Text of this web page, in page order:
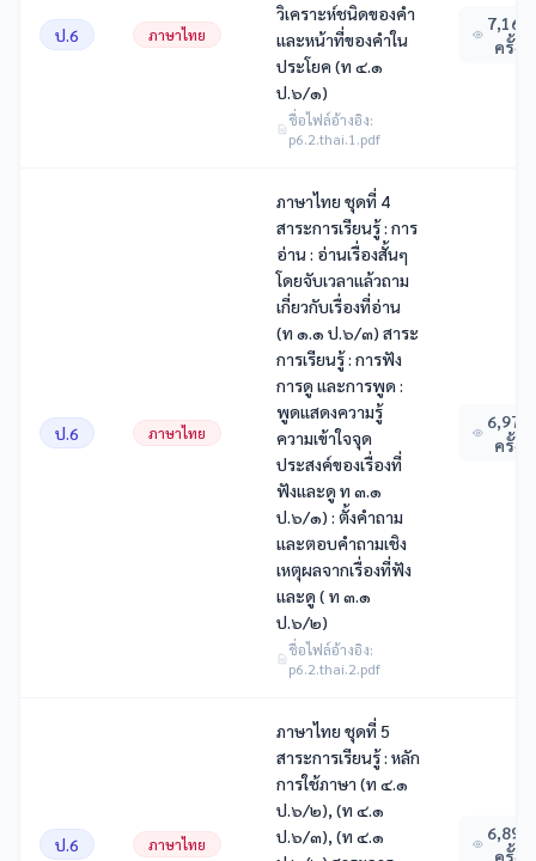
ป.6 ภาษาไทย
วิเคราะห์ชนิดของคํา
และหน้าที่ของคําใน
ประโยค (ท ๔.๑
ป.๖/๑)
ชื่อไฟล์อ้างอิง:
p6.2.thai.1.pdf
7,163
ครั้ง
ป.6 ภาษาไทย
ภาษาไทย ชุดที่ 4
สาระการเรียนรู้ : การ
อ่าน : อ่านเรื่องสั้นๆ
โดยจับเวลาแล้วถาม
เกี่ยวกับเรื่องที่อ่าน
(ท ๑.๑ ป.๖/๓) สาระ
การเรียนรู้ : การฟัง
การดู และการพูด :
พูดแสดงความรู้
ความเข้าใจจุด
ประสงค์ของเรื่องที่
ฟังและดู ท ๓.๑
ป.๖/๑) : ตั้งคําถาม
และตอบคําถามเชิง
เหตุผลจากเรื่องที่ฟัง
และดู ( ท ๓.๑
ป.๖/๒)
ชื่อไฟล์อ้างอิง:
p6.2.thai.2.pdf
6,971
ครั้ง
ป.6 ภาษาไทย
ภาษาไทย ชุดที่ 5
สาระการเรียนรู้ : หลัก
การใช้ภาษา (ท ๔.๑
ป.๖/๒), (ท ๔.๑
ป.๖/๓), (ท ๔.๑
6,899
ครั้ง